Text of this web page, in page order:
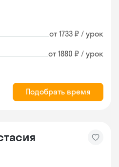
от 1733 ₽ / урок
от 1880 ₽ / урок
Подобрать время